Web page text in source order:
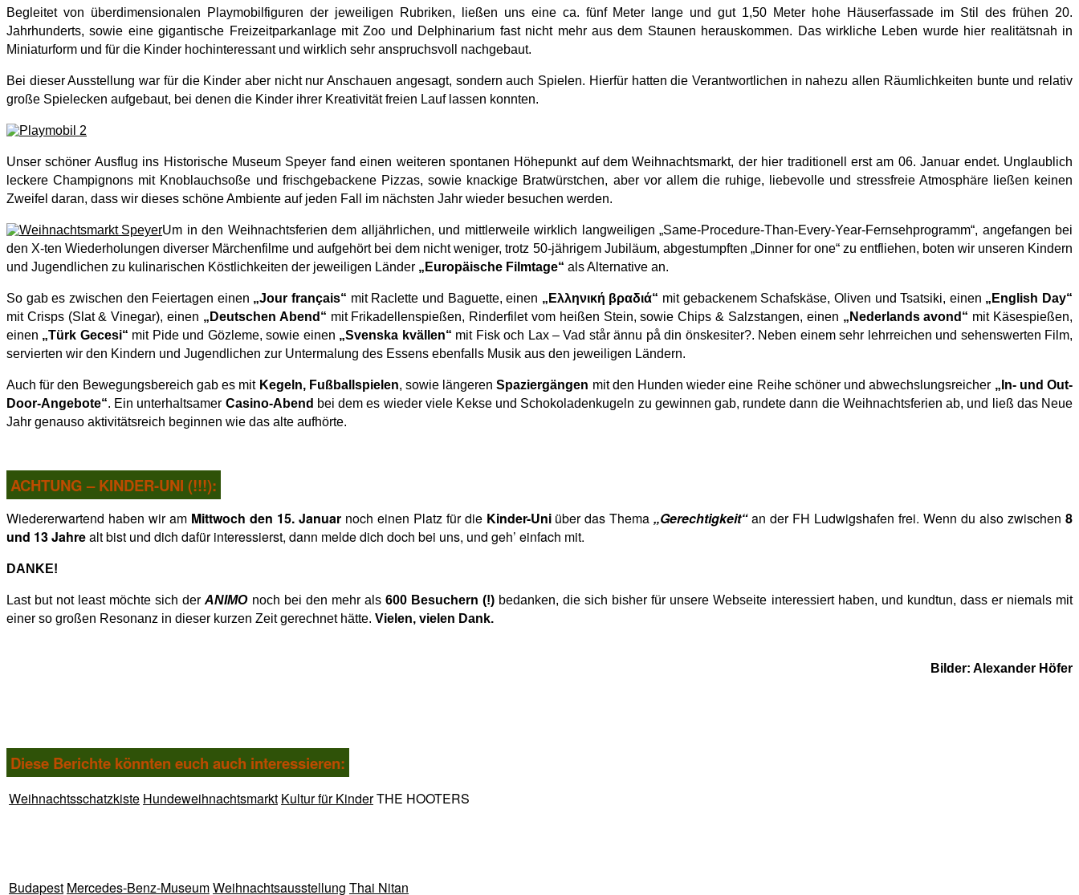
Begleitet von überdimensionalen Playmobilfiguren der jeweiligen Rubriken, ließen uns eine ca. fünf Meter lange und gut 1,50 Meter hohe Häuserfassade im Stil des frühen 20.
Jahrhunderts, sowie eine gigantische Freizeitparkanlage mit Zoo und Delphinarium fast nicht mehr aus dem Staunen herauskommen. Das wirkliche Leben wurde hier realitätsnah in
Miniaturform und für die Kinder hochinteressant und wirklich sehr anspruchsvoll nachgebaut.
Bei dieser Ausstellung war für die Kinder aber nicht nur Anschauen angesagt, sondern auch Spielen. Hierfür hatten die Verantwortlichen in nahezu allen Räumlichkeiten bunte und relativ
große Spielecken aufgebaut, bei denen die Kinder ihrer Kreativität freien Lauf lassen konnten.
Unser schöner Ausflug ins Historische Museum Speyer fand einen weiteren spontanen Höhepunkt auf dem Weihnachtsmarkt, der hier traditionell erst am 06. Januar endet. Unglaublich
leckere Champignons mit Knoblauchsoße und frischgebackene Pizzas, sowie knackige Bratwürstchen, aber vor allem die ruhige, liebevolle und stressfreie Atmosphäre ließen keinen
Zweifel daran, dass wir dieses schöne Ambiente auf jeden Fall im nächsten Jahr wieder besuchen werden.
Um in den Weihnachtsferien dem alljährlichen, und mittlerweile wirklich langweiligen „Same-Procedure-Than-Every-Year-Fernsehprogramm“, angefangen bei
den X-ten Wiederholungen diverser Märchenfilme und aufgehört bei dem nicht weniger, trotz 50-jährigem Jubiläum, abgestumpften „Dinner for one“ zu entfliehen, boten wir unseren Kindern
und Jugendlichen zu kulinarischen Köstlichkeiten der jeweiligen Länder „Europäische Filmtage“ als Alternative an.
So gab es zwischen den Feiertagen einen „Jour français“ mit Raclette und Baguette, einen „Ελληνική βραδιά“ mit gebackenem Schafskäse, Oliven und Tsatsiki, einen „English Day“
mit Crisps (Slat & Vinegar), einen „Deutschen Abend“ mit Frikadellenspießen, Rinderfilet vom heißen Stein, sowie Chips & Salzstangen, einen „Nederlands avond“ mit Käsespießen,
einen „Türk Gecesi“ mit Pide und Gözleme, sowie einen „Svenska kvällen“ mit Fisk och Lax – Vad står ännu på din önskesiter?. Neben einem sehr lehrreichen und sehenswerten Film,
servierten wir den Kindern und Jugendlichen zur Untermalung des Essens ebenfalls Musik aus den jeweiligen Ländern.
Auch für den Bewegungsbereich gab es mit Kegeln, Fußballspielen, sowie längerenSpaziergängen mit den Hunden wieder eine Reihe schöner und abwechslungsreicher „In- und Out-
Door-Angebote“. Ein unterhaltsamer Casino-Abend bei dem es wieder viele Kekse und Schokoladenkugeln zu gewinnen gab, rundete dann die Weihnachtsferien ab, und ließ das Neue
Jahr genauso aktivitätsreich beginnen wie das alte aufhörte.
ACHTUNG – KINDER-UNI (!!!):
Wiedererwartend haben wir am Mittwoch den 15. Januarnoch einen Platz für die Kinder-Uniüber das Thema„Gerechtigkeit“an der FH Ludwigshafen frei. Wenn du also zwischen8
und 13 Jahrealt bist und dich dafür interessierst, dann melde dich doch bei uns, und geh’ einfach mit.
DANKE!
Last but not least möchte sich derANIMO noch bei den mehr als 600 Besuchern (!) bedanken, die sich bisher für unsere Webseite interessiert haben, und kundtun, dass er niemals mit
einer so großen Resonanz in dieser kurzen Zeit gerechnet hätte. Vielen, vielen Dank.
Bilder: Alexander Höfer
Diese Berichte könnten euch auch interessieren:
Weihnachtsschatzkiste Hundeweihnachtsmarkt Kultur für KinderTHE HOOTERS
Budapest Mercedes-Benz-MuseumWeihnachtsausstellung Thai Nitan